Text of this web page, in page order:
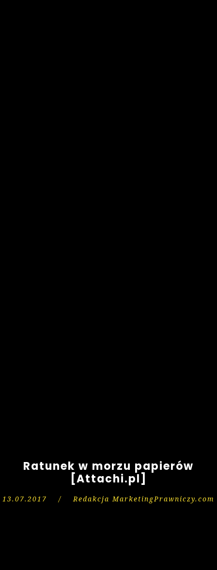
Ratunek w morzu papierów
[Attachi.pl]
13.07.2017 / Redakcja MarketingPrawniczy.com